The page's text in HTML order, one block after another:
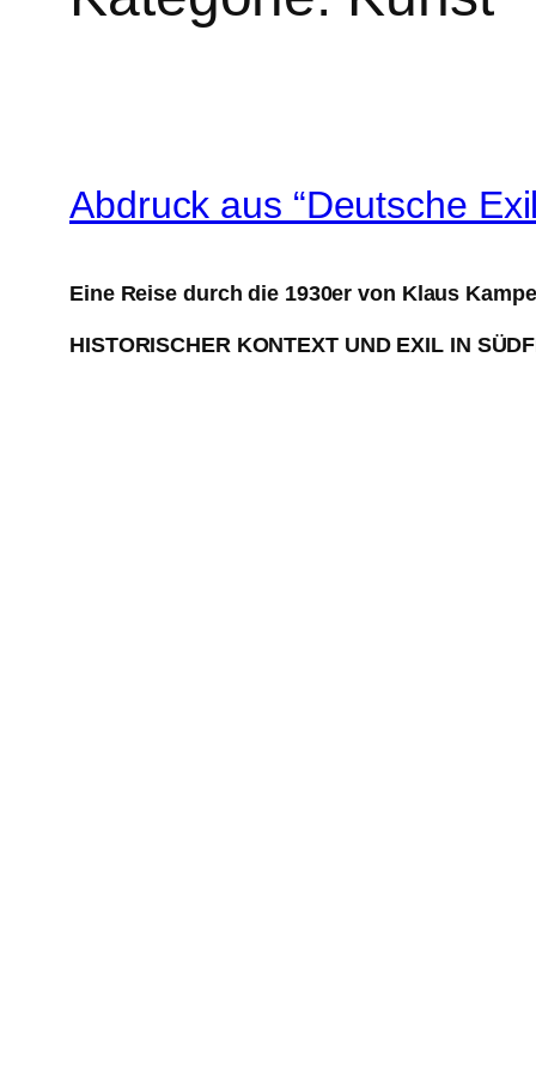
Abdruck aus “Deutsche
Eine Reise durch die 1930er von Klaus Kampe
HISTORISCHER KONTEXT UND EXIL IN